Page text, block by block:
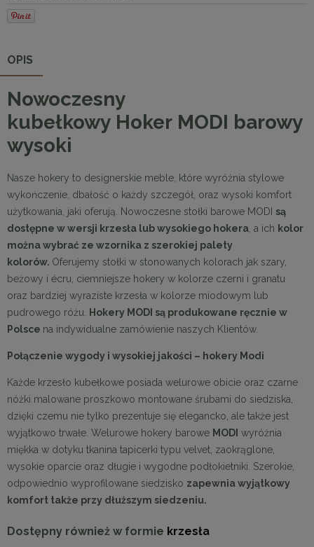
OPIS
Nowoczesny
kubełkowy Hoker MODI barowy
wysoki
Nasze hokery to designerskie meble, które wyróżnia stylowe
wykończenie, dbałość o każdy szczegół, oraz wysoki komfort
użytkowania, jaki oferują. Nowoczesne stołki barowe MODI są
dostępne w wersji krzesła lub wysokiego hokera, a ich kolor
można wybrać ze wzornika z szerokiej palety
kolorów. Oferujemy stołki w stonowanych kolorach jak szary,
beżowy i écru, ciemniejsze hokery w kolorze czerni i granatu
oraz bardziej wyraziste krzesła w kolorze miodowym lub
pudrowego różu. Hokery MODI są produkowane ręcznie w
Polsce na indywidualne zamówienie naszych Klientów.
Połączenie wygody i wysokiej jakości – hokery Modi
Każde krzesło kubełkowe posiada welurowe obicie oraz czarne
nóżki malowane proszkowo montowane śrubami do siedziska,
dzięki czemu nie tylko prezentuje się elegancko, ale także jest
wyjątkowo trwałe. Welurowe hokery barowe MODI wyróżnia
miękka w dotyku tkanina tapicerki typu velvet, zaokrąglone,
wysokie oparcie oraz długie i wygodne podłokietniki. Szerokie,
odpowiednio wyprofilowane siedzisko zapewnia wyjątkowy
komfort także przy dłuższym siedzeniu.
Dostępny również w formie krzesła